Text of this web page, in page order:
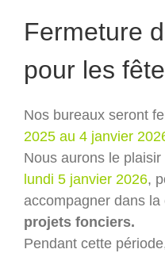
Fermeture
pour les
Nos bureaux seront
2025 au 4 janvier
Nous aurons le
lundi 5 janvier 2026,
accompagner dans
projets fonciers.
Pendant cette